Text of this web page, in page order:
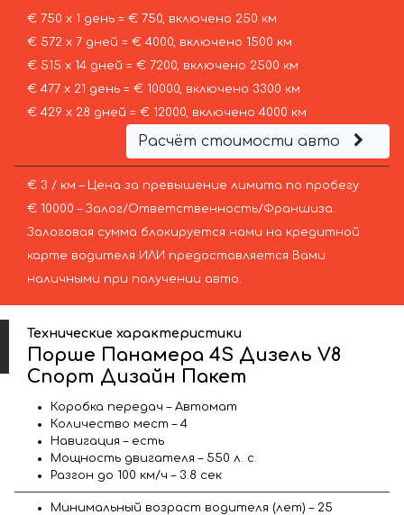
€ 750 х 1 день = € 750, включено 250 км
€ 572 х 7 дней = € 4000, включено 1500 км
€ 515 х 14 дней = € 7200, включено 2500 км
€ 477 х 21 день = € 10000, включено 3300 км
€ 429 х 28 дней = € 12000, включено 4000 км
Расчёт стоимости авто
€ 3 / км – Цена за превышение лимита по пробегу
€ 10000 – Залог/Ответственность/Франшиза.
Залоговая сумма блокируется нами на кредитной
карте водителя ИЛИ предоставляется Вами
наличными при получении авто.
Технические характеристики
Порше Панамера 4S Дизель V8
Спорт Дизайн Пакет
Коробка передач – Автомат
Количество мест – 4
Навигация – есть
Мощность двигателя – 550 л. с.
Разгон до 100 км/ч – 3.8 сек
Минимальный возраст водителя (лет) – 25